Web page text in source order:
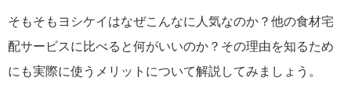
そもそもヨシケイはなぜこんなに人気なのか？他の食材宅
配サービスに比べると何がいいのか？その理由を知るため
にも実際に使うメリットについて解説してみましょう。